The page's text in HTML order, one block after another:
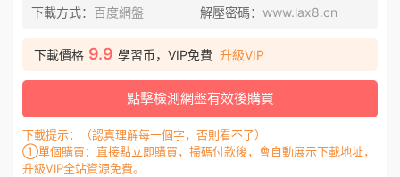
下載方式： 百度網盤 解壓密碼： www.lax8.cn
下載價格 9.9 學習币，VIP免費 升級VIP
點擊檢測網盤有效後購買
下載提示：（認真理解每一個字，否則看不了）
①單個購買：直接點立即購買，掃碼付款後，會自動展示下載地址，
升級VIP全站資源免費。